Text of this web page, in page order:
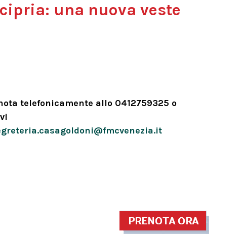
cipria: una nuova veste
telefonicamente allo 0412759325 o